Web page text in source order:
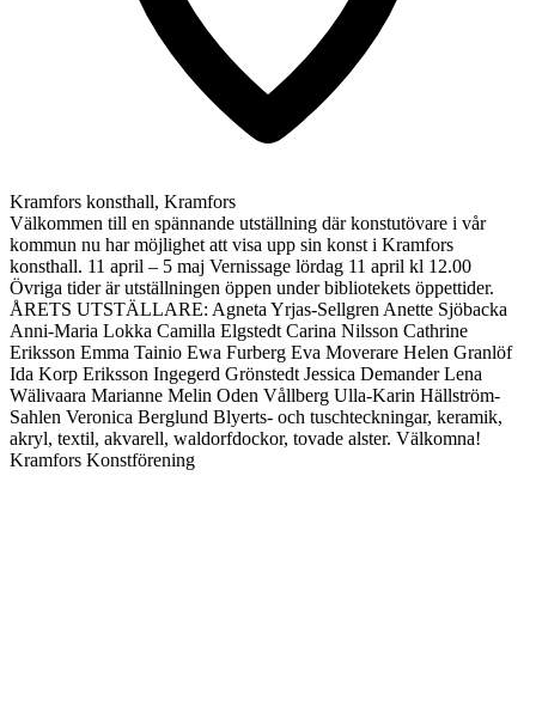
Kramfors konsthall, Kramfors
Välkommen till en spännande utställning där konstutövare i vår
kommun nu har möjlighet att visa upp sin konst i Kramfors
konsthall. 11 april – 5 maj Vernissage lördag 11 april kl 12.00
Övriga tider är utställningen öppen under bibliotekets öppettider.
ÅRETS UTSTÄLLARE: Agneta Yrjas-Sellgren Anette Sjöbacka
Anni-Maria Lokka Camilla Elgstedt Carina Nilsson Cathrine
Eriksson Emma Tainio Ewa Furberg Eva Moverare Helen Granlöf
Ida Korp Eriksson Ingegerd Grönstedt Jessica Demander Lena
Wälivaara Marianne Melin Oden Vållberg Ulla-Karin Hällström-
Sahlen Veronica Berglund Blyerts- och tuschteckningar, keramik,
akryl, textil, akvarell, waldorfdockor, tovade alster. Välkomna!
Kramfors Konstförening